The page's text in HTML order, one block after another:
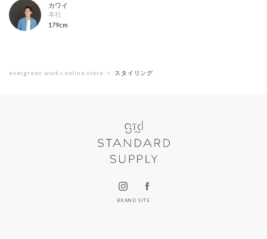
カワイ
本社
179cm
evergreen works online store スタイリング
BRAND SITE